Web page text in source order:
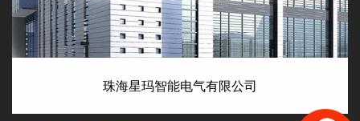
珠海星玛智能电气有限公司